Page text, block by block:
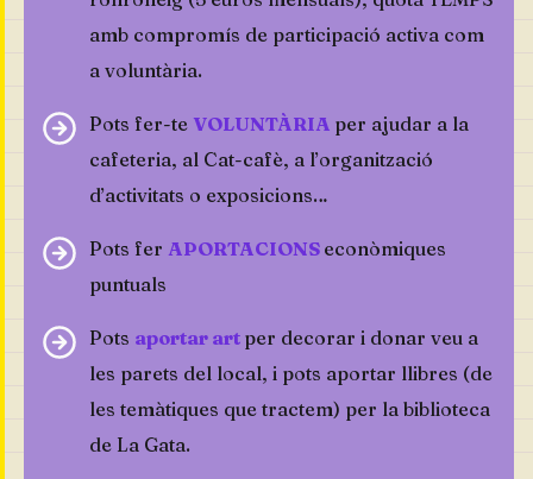
amb compromís de participació activa com
a voluntària.
Pots fer-te VOLUNTÀRIA per ajudar a la
cafeteria, al Cat-cafè, a l’organització
d’activitats o exposicions…
Pots fer APORTACIONS econòmiques
puntuals
Pots aportar art per decorar i donar veu a
les parets del local, i pots aportar llibres (de
les temàtiques que tractem) per la biblioteca
de La Gata.